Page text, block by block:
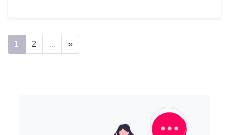
1 2 ... »